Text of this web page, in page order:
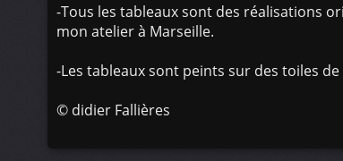
-Tous les tableaux sont des réalisations
mon atelier à Marseille.
-Les tableaux sont peints sur des toiles
© didier Fallières